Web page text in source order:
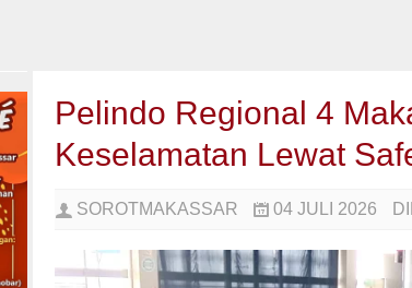
Pelindo Regional 4
Keselamatan Lewat
SOROTMAKASSAR 04 JULI 2026